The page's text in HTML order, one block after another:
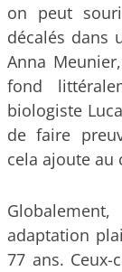
on peut
décalés dans
Anna
fond
biologiste
de faire
cela ajoute au
Globalement,
adaptation
77 ans. Ceux-